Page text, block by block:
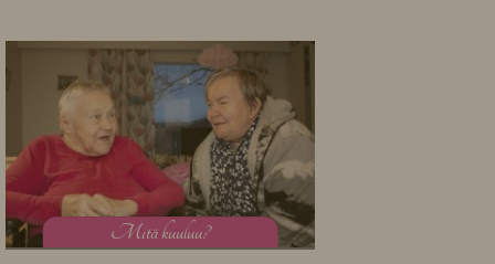
Mitä kuuluu?